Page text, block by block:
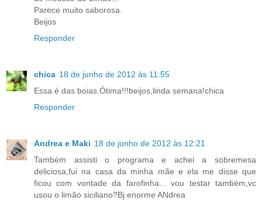
Parece muito saborosa.
Beijos
Responder
chica 18 de junho de 2012 às 11:55
Essa é das boias.Ótima!!!beijos,linda semana!chica
Responder
Andrea e Maki 18 de junho de 2012 às 12:21
Também assisti o programa e achei a sobremesa
deliciosa,fui na casa da minha mãe e ela me disse que
ficou com vontade da farofinha... vou testar também,vc
usou o limão siciliano?Bj enorme ANdrea